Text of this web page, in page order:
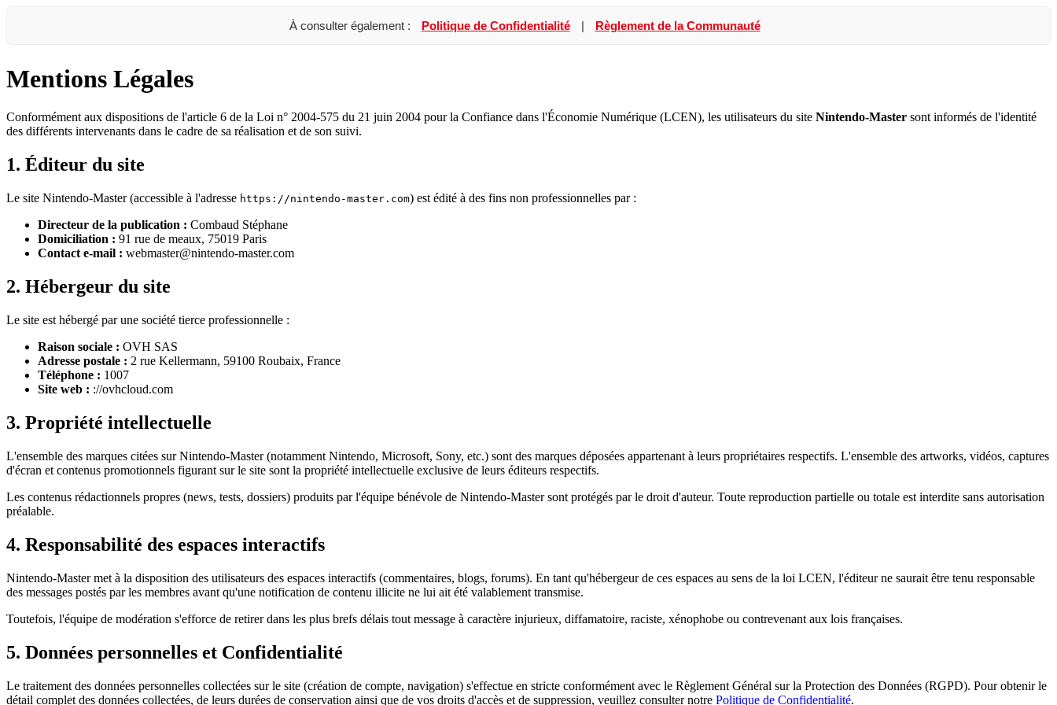
À consulter également : Politique de Confidentialité | Règlement de la Communauté
Mentions Légales
Conformément aux dispositions de l'article 6 de la Loi n° 2004-575 du 21 juin 2004 pour la Confiance dans l'Économie Numérique (LCEN), les utilisateurs du site Nintendo-Master sont informés de l'identité
des différents intervenants dans le cadre de sa réalisation et de son suivi.
1. Éditeur du site
Le site Nintendo-Master (accessible à l'adresse https://nintendo-master.com) est édité à des fins non professionnelles par :
Directeur de la publication : Combaud Stéphane
Domiciliation : 91 rue de meaux, 75019 Paris
Contact e-mail : webmaster@nintendo-master.com
2. Hébergeur du site
Le site est hébergé par une société tierce professionnelle :
Raison sociale : OVH SAS
Adresse postale : 2 rue Kellermann, 59100 Roubaix, France
Téléphone : 1007
Site web : ://ovhcloud.com
3. Propriété intellectuelle
L'ensemble des marques citées sur Nintendo-Master (notamment Nintendo, Microsoft, Sony, etc.) sont des marques déposées appartenant à leurs propriétaires respectifs. L'ensemble des artworks, vidéos, captures
d'écran et contenus promotionnels figurant sur le site sont la propriété intellectuelle exclusive de leurs éditeurs respectifs.
Les contenus rédactionnels propres (news, tests, dossiers) produits par l'équipe bénévole de Nintendo-Master sont protégés par le droit d'auteur. Toute reproduction partielle ou totale est interdite sans autorisation
préalable.
4. Responsabilité des espaces interactifs
Nintendo-Master met à la disposition des utilisateurs des espaces interactifs (commentaires, blogs, forums). En tant qu'hébergeur de ces espaces au sens de la loi LCEN, l'éditeur ne saurait être tenu responsable
des messages postés par les membres avant qu'une notification de contenu illicite ne lui ait été valablement transmise.
Toutefois, l'équipe de modération s'efforce de retirer dans les plus brefs délais tout message à caractère injurieux, diffamatoire, raciste, xénophobe ou contrevenant aux lois françaises.
5. Données personnelles et Confidentialité
Le traitement des données personnelles collectées sur le site (création de compte, navigation) s'effectue en stricte conformément avec le Règlement Général sur la Protection des Données (RGPD). Pour obtenir le
détail complet des données collectées, de leurs durées de conservation ainsi que de vos droits d'accès et de suppression, veuillez consulter notre Politique de Confidentialité.